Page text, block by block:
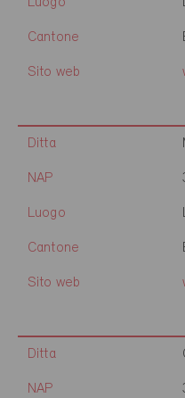
Cantone
Sito web
Ditta
NAP
Luogo
Cantone
Sito web
Ditta
NAP